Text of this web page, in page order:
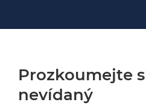
Prozkoumejte
nevídaný